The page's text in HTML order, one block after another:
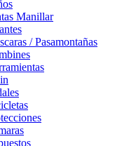
Manillar
/ Pasamontañas